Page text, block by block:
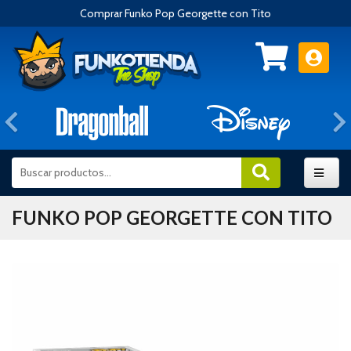
Comprar Funko Pop Georgette con Tito
Anterior
FUNKO POP GEORGETTE CON TITO